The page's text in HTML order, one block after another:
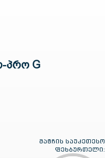
პრო G
მატჩის საუკეთესო
ფეხბურთელი: